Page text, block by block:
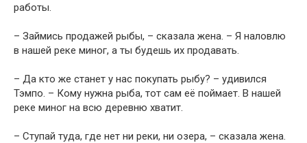
работы.
– Займись продажей рыбы, – сказала жена. – Я наловлю
в нашей реке миног, а ты будешь их продавать.
– Да кто же станет у нас покупать рыбу? – удивился
Тэмпо. – Кому нужна рыба, тот сам её поймает. В нашей
реке миног на всю деревню хватит.
– Ступай туда, где нет ни реки, ни озера, – сказала жена.